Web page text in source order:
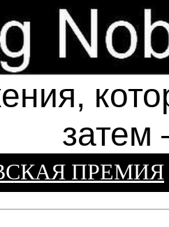
затем
ПРЕМИЯ